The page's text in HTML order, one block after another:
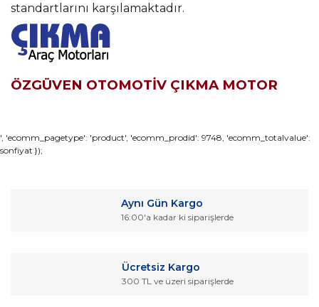
standartlarını karşılamaktadır.
ÖZGÜVEN OTOMOTİV ÇIKMA MOTOR
Yorum Yaz
Bu ürünün fiyat bilgisi, resim, ürün açıklamalarında ve diğer
konularda yetersiz gördüğünüz noktaları öneri formunu
Ürün resmi kalitesiz, bozuk veya görüntülenemiyor.
Ürün fiyatı diğer sitelerden daha pahalı.
', 'ecomm_pagetype': 'product', 'ecomm_prodid': 9748, 'ecomm_totalvalue':
sonfiyat });
Aynı Gün Kargo
16:00'a kadar ki siparişlerde
Ücretsiz Kargo
300 TL ve üzeri siparişlerde